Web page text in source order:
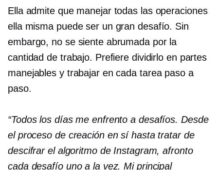
Ella admite que manejar todas las operaciones
ella misma puede ser un gran desafío. Sin
embargo, no se siente abrumada por la
cantidad de trabajo. Prefiere dividirlo en partes
manejables y trabajar en cada tarea paso a
paso.
“Todos los días me enfrento a desafíos. Desde
el proceso de creación en sí hasta tratar de
descifrar el algoritmo de Instagram, afronto
cada desafío uno a la vez. Mi principal